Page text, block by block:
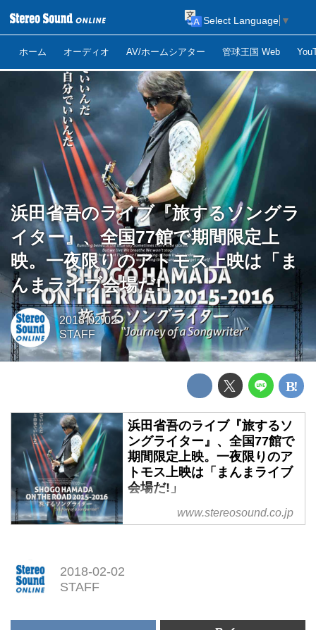
ホーム オーディオ AV/ホームシアター 管球王国 Web
Select Language ▼
浜田省吾のライブ『旅するソングラ
イター』、全国77館で期間限定上
映。一夜限りのアトモス上映は「ま
んまライブ会場だ!」
2018-02-02
STAFF
浜田省吾のライブ『旅するソ
ングライター』、全国77館で
期間限定上映。一夜限りのア
トモス上映は「まんまライブ
会場だ!」
浜田省吾のライブ映像『旅するソ
ングライター』が、全国77館で期
www.stereosound.co.jp
2018-02-02
STAFF